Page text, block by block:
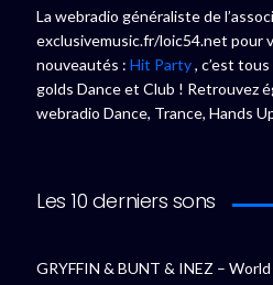
La webradio généraliste de
exclusivemusic.fr/loic54.net pour
nouveautés : Hit Party, c’est
golds Dance et Club ! Retrouvez
webradio Dance, Trance, Hands
Les 10 derniers sons
GRYFFIN & BUNT & INEZ –